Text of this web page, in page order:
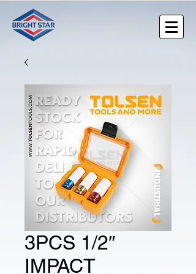
3PCS 1/2″
IMPACT